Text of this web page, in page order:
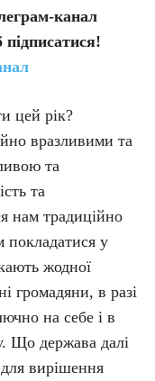
канал
цей рік?
вразливими та
та
та
нам традиційно
покладатися у
жодної
громадяни, в разі
на себе і в
Що держава далі
вирішення